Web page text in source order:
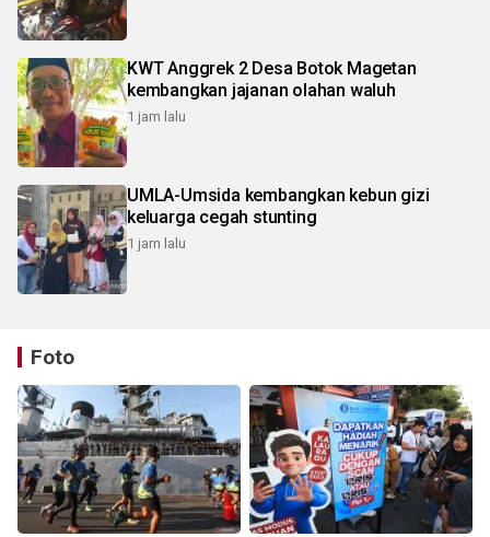
KWT Anggrek 2 Desa Botok Magetan
kembangkan jajanan olahan waluh
1 jam lalu
UMLA-Umsida kembangkan kebun gizi
keluarga cegah stunting
1 jam lalu
Foto